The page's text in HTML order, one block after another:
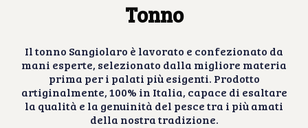
Tonno
Il tonno Sangiolaro è lavorato e confezionato da
mani esperte, selezionato dalla migliore materia
prima per i palati più esigenti. Prodotto
artiginalmente, 100% in Italia, capace di esaltare
la qualità e la genuinità del pesce tra i più amati
della nostra tradizione.